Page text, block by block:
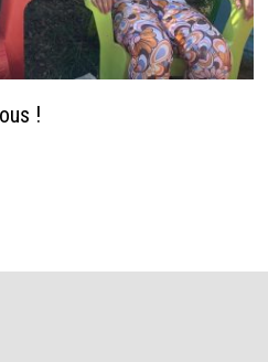
!